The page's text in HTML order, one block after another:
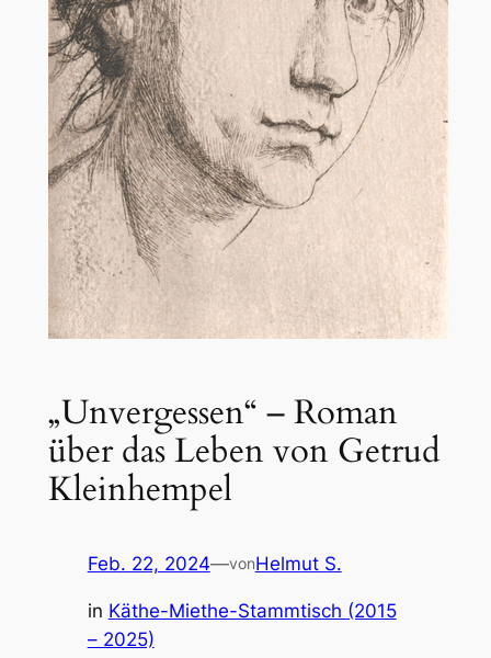
„Unvergessen“ – Roman
über das Leben von Getrud
Kleinhempel
Feb. 22, 2024—vonHelmut S.
in Käthe-Miethe-Stammtisch (2015
– 2025)